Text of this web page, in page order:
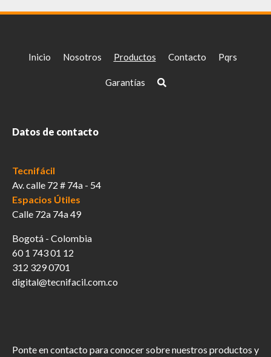
Inicio Nosotros Productos Contacto Pqrs
Garantías
Datos de contacto
Tecnifácil
Av. calle 72 # 74a - 54
Espacios Útiles
Calle 72a 74a 49
Bogotá - Colombia
60 1 743 01 12
312 329 0701
digital@tecnifacil.com.co
Ponte en contacto para conocer sobre nuestros productos y